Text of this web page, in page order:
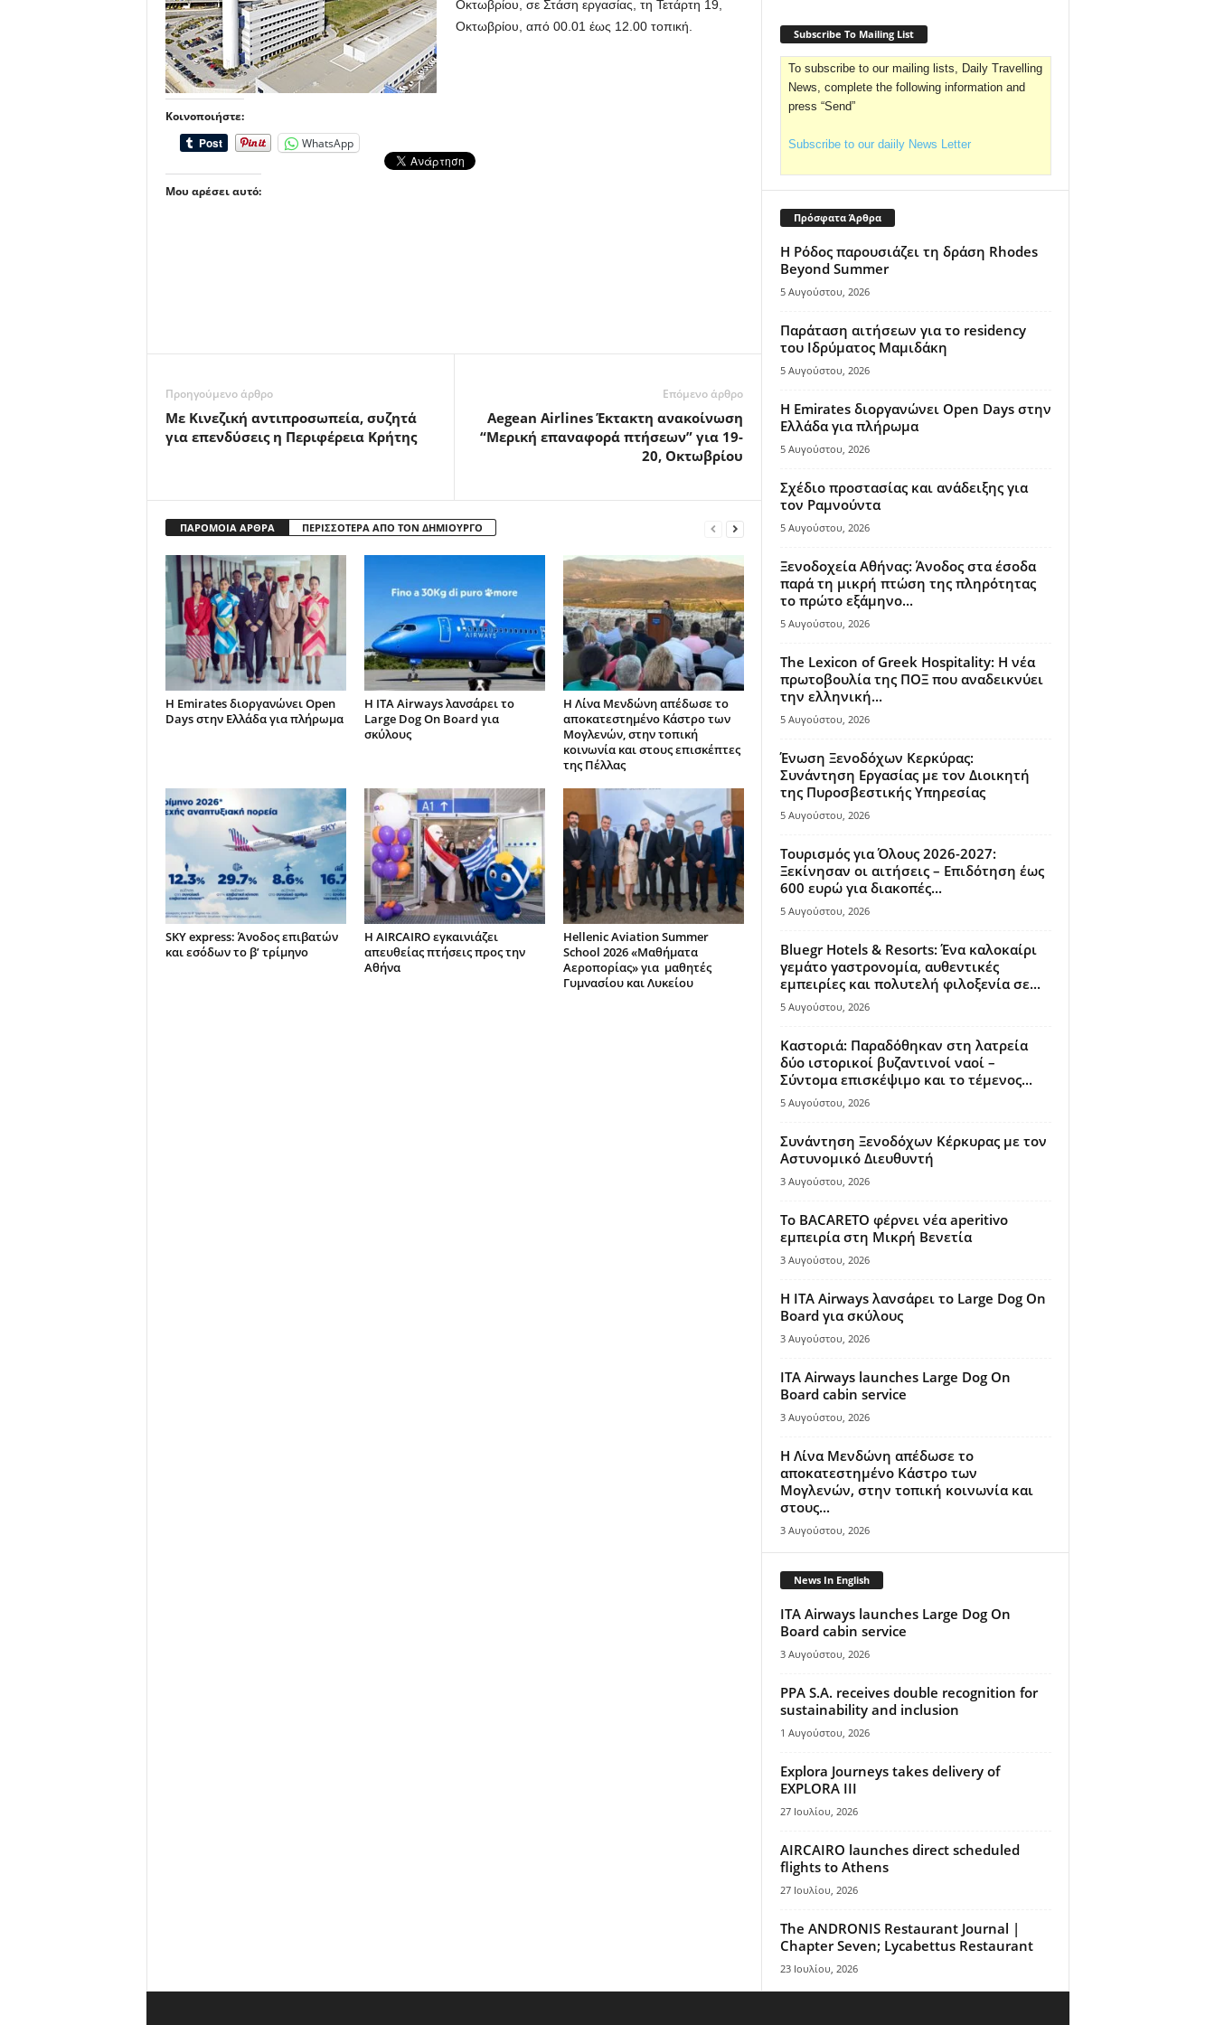
Οκτωβρίου, σε Στάση εργασίας, τη Τετάρτη 19,
Οκτωβρίου, από 00.01 έως 12.00 τοπική.
Κοινοποιήστε:
WhatsApp
Μου αρέσει αυτό:
Προηγούμενο άρθρο
Με Κινεζική αντιπροσωπεία, συζητά
για επενδύσεις η Περιφέρεια Κρήτης
Επόμενο άρθρο
Aegean Airlines Έκτακτη ανακοίνωση
“Μερική επαναφορά πτήσεων” για 19-
20, Οκτωβρίου
ΠΑΡΟΜΟΙΑ ΑΡΘΡΑ ΠΕΡΙΣΣΟΤΕΡΑ ΑΠΟ ΤΟΝ ΔΗΜΙΟΥΡΓΟ
Η Emirates διοργανώνει Open
Days στην Ελλάδα για πλήρωμα
Η ITA Airways λανσάρει το
Large Dog On Board για
σκύλους
Η Λίνα Μενδώνη απέδωσε το
αποκατεστημένο Κάστρο των
Μογλενών, στην τοπική
κοινωνία και στους επισκέπτες
της Πέλλας
SKY express: Άνοδος επιβατών
και εσόδων το β’ τρίμηνο
Η AIRCAIRO εγκαινιάζει
απευθείας πτήσεις προς την
Αθήνα
Hellenic Aviation Summer
School 2026 «Μαθήματα
Αεροπορίας» για μαθητές
Γυμνασίου και Λυκείου
Subscribe To Mailing List
To subscribe to our mailing lists, Daily Travelling
News, complete the following information and
press “Send”
Subscribe to our daiily News Letter
Πρόσφατα Άρθρα
Η Ρόδος παρουσιάζει τη δράση Rhodes
Beyond Summer
5 Αυγούστου, 2026
Παράταση αιτήσεων για το residency
του Ιδρύματος Μαμιδάκη
5 Αυγούστου, 2026
Η Emirates διοργανώνει Open Days στην
Ελλάδα για πλήρωμα
5 Αυγούστου, 2026
Σχέδιο προστασίας και ανάδειξης για
τον Ραμνούντα
5 Αυγούστου, 2026
Ξενοδοχεία Αθήνας: Άνοδος στα έσοδα
παρά τη μικρή πτώση της πληρότητας
το πρώτο εξάμηνο...
5 Αυγούστου, 2026
The Lexicon of Greek Hospitality: Η νέα
πρωτοβουλία της ΠΟΞ που αναδεικνύει
την ελληνική...
5 Αυγούστου, 2026
Ένωση Ξενοδόχων Κερκύρας:
Συνάντηση Εργασίας με τον Διοικητή
της Πυροσβεστικής Υπηρεσίας
5 Αυγούστου, 2026
Τουρισμός για Όλους 2026-2027:
Ξεκίνησαν οι αιτήσεις – Επιδότηση έως
600 ευρώ για διακοπές...
5 Αυγούστου, 2026
Bluegr Hotels & Resorts: Ένα καλοκαίρι
γεμάτο γαστρονομία, αυθεντικές
εμπειρίες και πολυτελή φιλοξενία σε...
5 Αυγούστου, 2026
Καστοριά: Παραδόθηκαν στη λατρεία
δύο ιστορικοί βυζαντινοί ναοί –
Σύντομα επισκέψιμο και το τέμενος...
5 Αυγούστου, 2026
Συνάντηση Ξενοδόχων Κέρκυρας με τον
Αστυνομικό Διευθυντή
3 Αυγούστου, 2026
Το BACARETO φέρνει νέα aperitivo
εμπειρία στη Μικρή Βενετία
3 Αυγούστου, 2026
Η ITA Airways λανσάρει το Large Dog On
Board για σκύλους
3 Αυγούστου, 2026
ITA Airways launches Large Dog On
Board cabin service
3 Αυγούστου, 2026
Η Λίνα Μενδώνη απέδωσε το
αποκατεστημένο Κάστρο των
Μογλενών, στην τοπική κοινωνία και
στους...
3 Αυγούστου, 2026
News In English
ITA Airways launches Large Dog On
Board cabin service
3 Αυγούστου, 2026
PPA S.A. receives double recognition for
sustainability and inclusion
1 Αυγούστου, 2026
Explora Journeys takes delivery of
EXPLORA III
27 Ιουλίου, 2026
AIRCAIRO launches direct scheduled
flights to Athens
27 Ιουλίου, 2026
The ANDRONIS Restaurant Journal |
Chapter Seven; Lycabettus Restaurant
23 Ιουλίου, 2026